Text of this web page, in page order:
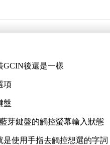
GCIN後還是一樣
項
盤
芽鍵盤的觸控螢幕輸入狀態
使用手指去觸控想選的字詞